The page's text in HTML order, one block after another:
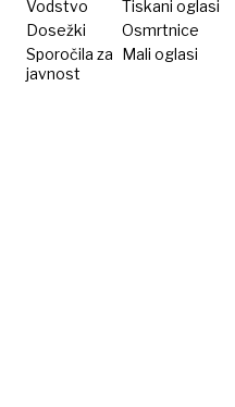
Vodstvo
Dosežki
Sporočila za
javnost
Tiskani oglasi
Osmrtnice
Mali oglasi